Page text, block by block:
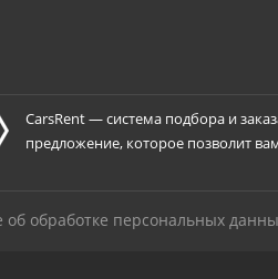
CarsRent — система подбора и
предложение, которое позволит
об обработке персональных